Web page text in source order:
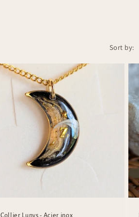
Sort by:
Collier Lunys - Acier inox